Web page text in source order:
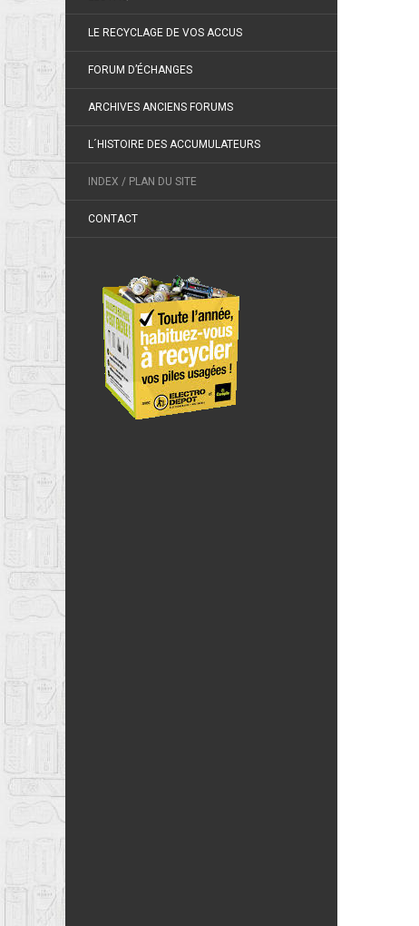
LE RECYCLAGE DE VOS ACCUS
FORUM D’ÉCHANGES
ARCHIVES ANCIENS FORUMS
L´HISTOIRE DES ACCUMULATEURS
INDEX / PLAN DU SITE
CONTACT